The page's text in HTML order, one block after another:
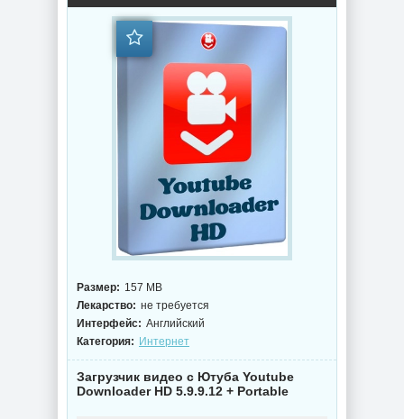
Размер: 157 MB
Лекарство: не требуется
Интерфейс: Английский
Категория: Интернет
Загрузчик видео с Ютуба Youtube
Downloader HD 5.9.9.12 + Portable